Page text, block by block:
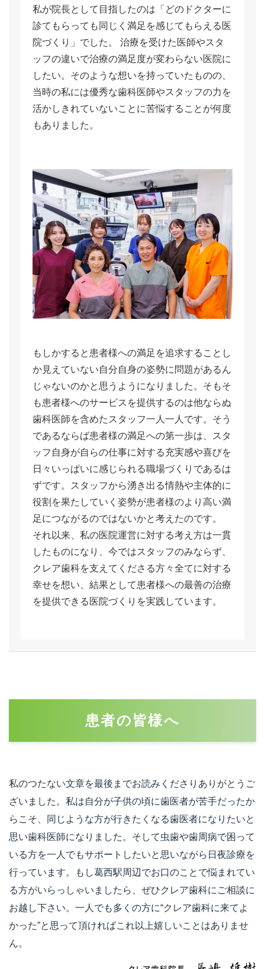
私が院長として目指したのは「どのドクターに
診てもらっても同じく満足を感じてもらえる医
院づくり」でした。 治療を受けた医師やスタ
ッフの違いで治療の満足度が変わらない医院に
したい。そのような想いを持っていたものの、
当時の私には優秀な歯科医師やスタッフの力を
活かしきれていないことに苦悩することが何度
もありました。
もしかすると患者様への満足を追求することし
か見えていない自分自身の姿勢に問題があるん
じゃないのかと思うようになりました。そもそ
も患者様へのサービスを提供するのは他ならぬ
歯科医師を含めたスタッフ一人一人です。そう
であるならば患者様の満足への第一歩は、スタ
ッフ自身が自らの仕事に対する充実感や喜びを
日々いっぱいに感じられる職場づくりであるは
ずです。スタッフから湧き出る情熱や主体的に
役割を果たしていく姿勢が患者様のより高い満
足につながるのではないかと考えたのです。
それ以来、私の医院運営に対する考え方は一貫
したものになり、今ではスタッフのみならず、
クレア歯科を支えてくださる方々全てに対する
幸せを想い、結果として患者様への最善の治療
を提供できる医院づくりを実践しています。
患者の皆様へ
私のつたない文章を最後までお読みくださりありがとうご
ざいました。私は自分が子供の頃に歯医者が苦手だったか
らこそ、同じような方が行きたくなる歯医者になりたいと
思い歯科医師になりました。そして虫歯や歯周病で困って
いる方を一人でもサポートしたいと思いながら日夜診療を
行っています。もし葛西駅周辺でお口のことで悩まれてい
る方がいらっしゃいましたら、ぜひクレア歯科にご相談に
お越し下さい。一人でも多くの方に“クレア歯科に来てよ
かった”と思って頂ければこれ以上嬉しいことはありませ
ん。